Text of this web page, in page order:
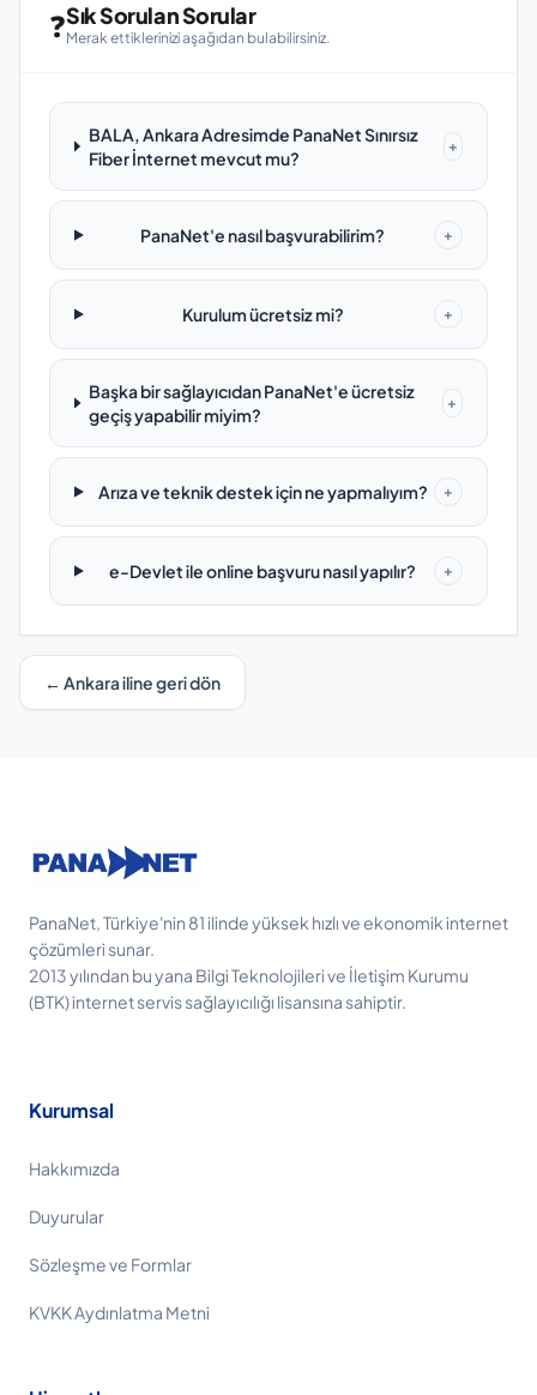
❓Sık Sorulan Sorular
Merak ettiklerinizi aşağıdan bulabilirsiniz.
BALA, Ankara Adresimde PanaNet Sınırsız
Fiber İnternet mevcut mu?
+
PanaNet'e nasıl başvurabilirim? +
Kurulum ücretsiz mi? +
Başka bir sağlayıcıdan PanaNet'e ücretsiz
geçiş yapabilir miyim?
+
Arıza ve teknik destek için ne yapmalıyım? +
e-Devlet ile online başvuru nasıl yapılır? +
← Ankara iline geri dön
PanaNet, Türkiye'nin 81 ilinde yüksek hızlı ve ekonomik internet
çözümleri sunar.
2013 yılından bu yana Bilgi Teknolojileri ve İletişim Kurumu
(BTK) internet servis sağlayıcılığı lisansına sahiptir.
Kurumsal
Hakkımızda
Duyurular
Sözleşme ve Formlar
KVKK Aydınlatma Metni